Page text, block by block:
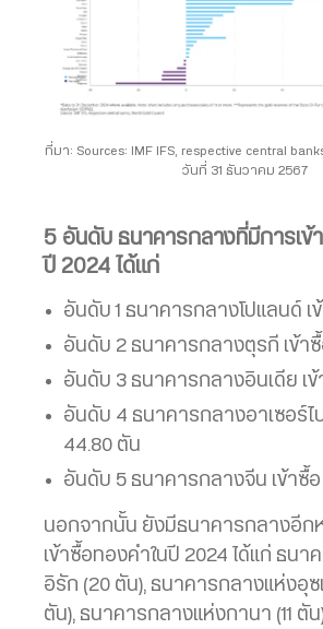
ที่มา: Sources: IMF IFS, respective central
วันที่ 31 ธันวาคม 2567
5 อันดับ ธนาคารกลางที่มีการเข้
ปี 2024 ได้แก่
อันดับ 1 ธนาคารกลางโปแลนด์ เ
อันดับ 2 ธนาคารกลางตุรกี เข้าซื้
อันดับ 3 ธนาคารกลางอินเดีย เข้
อันดับ 4 ธนาคารกลางอาเซอร์ไ
44.80 ตัน
อันดับ 5 ธนาคารกลางจีน เข้าซื้
นอกจากนั้น ยังมีธนาคารกลางอีก
เข้าซื้อทองคำในปี 2024 ได้แก่ ธนา
อิรัก (20 ตัน), ธนาคารกลางแห่งอุซ
ตัน), ธนาคารกลางแห่งกานา (11 ตั